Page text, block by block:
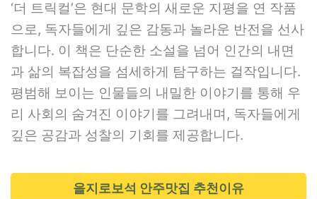
‘더 트릭컬’은 현대 문학의 새로운 지평을 연 작품
으로, 독자들에게 깊은 감동과 놀라운 반전을 선사
합니다. 이 책은 단순한 소설을 넘어 인간의 내면
과 삶의 복잡성을 섬세하게 탐구하는 걸작입니다.
평범해 보이는 인물들의 내밀한 이야기를 통해 우
리 사회의 숨겨진 이야기를 그려내며, 독자들에게
깊은 공감과 성찰의 기회를 제공합니다.
을지로보석 안주맛집 추천이유